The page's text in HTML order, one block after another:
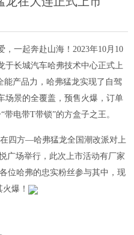
，一起奔赴山海！ 2023年10月10
于长城汽车哈弗技术中心正式上
能产品力，哈弗猛龙实现了自驾
场景的全覆盖，预售火爆，订单
带电带T带锁”的方盒子之王。
在四方—哈弗猛龙全国潮改派对上
广场举行，此次上市活动有厂家
位哈弗的忠实粉丝参与其中，现
爆！